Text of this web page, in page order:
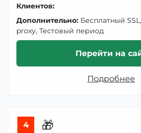
Клиентов:
Дополнительно: Бесплатный
proxy, Тестовый период
Перейти на
Подробнее
4 🎁